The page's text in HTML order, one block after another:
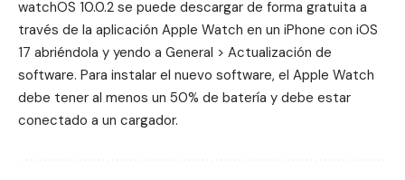
‌watchOS 10‌‌.0.2 se puede descargar de forma gratuita a
través de la aplicación Apple Watch en un iPhone con iOS
17 abriéndola y yendo a General > Actualización de
software. Para instalar el nuevo software, el Apple Watch
debe tener al menos un 50% de batería y debe estar
conectado a un cargador.